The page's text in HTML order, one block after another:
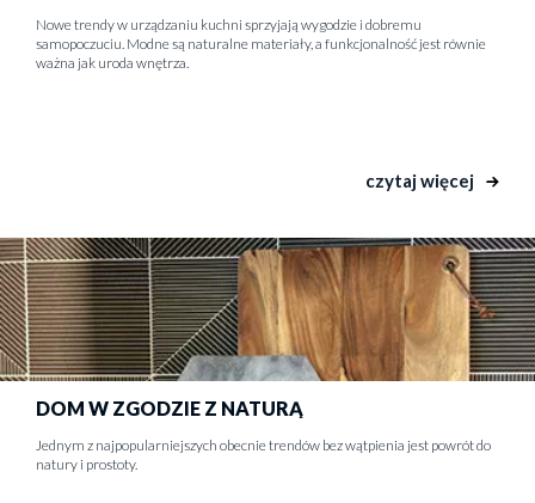
Nowe trendy w urządzaniu kuchni sprzyjają wygodzie i dobremu
samopoczuciu. Modne są naturalne materiały, a funkcjonalność jest równie
ważna jak uroda wnętrza.
czytaj więcej
DOM W ZGODZIE Z NATURĄ
Jednym z najpopularniejszych obecnie trendów bez wątpienia jest powrót do
natury i prostoty.